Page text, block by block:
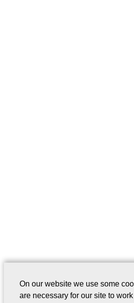
On our website we use some
are necessary for our site to